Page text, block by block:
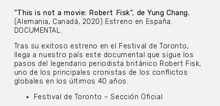
“This is not a movie: Robert Fisk”, de Yung Chang.
(Alemania, Canadá, 2020) Estreno en España.
DOCUMENTAL.
Tras su exitoso estreno en el Festival de Toronto,
llega a nuestro país este documental que sigue los
pasos del legendario periodista británico Robert Fisk,
uno de los principales cronistas de los conflictos
globales en los últimos 40 años.
Festival de Toronto – Sección Oficial